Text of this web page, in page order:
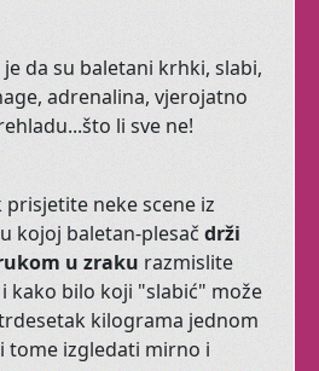
koje se osjećaju ne-
dobro u svom tijelu i
biću.
živima!
Učinite nešto za sebe!
Posvetite jedan sat sebi,
sAfroditom
da su baletani krhki, slabi,
adrenalina, vjerojatno
li sve ne!
neke scene iz
kojoj baletan-plesačdrži
u zraku razmislite
kako bilo koji "slabić" može
kilograma jednom
tome izgledati mirno i